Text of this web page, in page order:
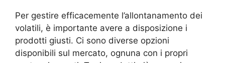
Per gestire efficacemente l’allontanamento dei
volatili, è importante avere a disposizione i
prodotti giusti. Ci sono diverse opzioni
disponibili sul mercato, ognuna con i propri